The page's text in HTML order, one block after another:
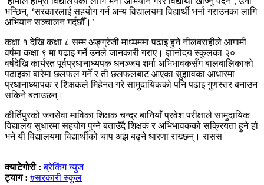
भन्छिन्, ‘सरकारलाई सहयोग गर्न अन्य विद्यालयमा विद्यार्थी भर्ना गराउनका लागि
अभियान सञ्चालन गर्दछौँ।’
कक्षा १ देखि कक्षा ८ सम्म अङ्ग्रेजी माध्यममा पढाइ हुने नीलबराहीले आगामी
वर्षमा कक्षा ९ मा पढाइ गर्ने उनले जानकारी गराए। ज्ञानोदय स्कुलका २०
वर्षदेखि कार्यरत पूर्वप्रधानाध्यपक धनञ्जय शर्मा अभिभावकसँग बालबालिकाको
पढाइका बारेमा छलफल गर्ने र ती छलफलबाट आएका सुझावका आधारमा
प्रधानाध्यापक र शिक्षकले मिहेनत गरे सामुदायिकको पनि पढाइ गुणस्तर बनाउन
सकिने बताउछन्।
कीर्तिपुरको जनसेवा माविका शिक्षक चन्द्र बानियाँ प्रवेश परीक्षाले सामुदायिक
विद्यालय सुधारमा सहयोग पुग्ने बताउँदै शिक्षक र अभिभावकको सक्रियता हुने हो
भने यी विद्यालयमा विद्यार्थीको चाप अझ बढ्ने धारणा राख्छन्। रासस
क्याटेगोरी :ब्रेकिंग न्युज
ट्याग : #सरकारी स्कुल